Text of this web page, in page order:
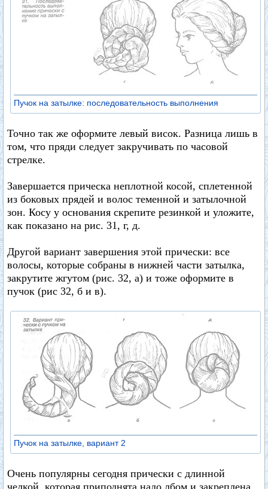
Пучок на затылке: последовательность выполнения
Точно так же оформите левый висок. Разница лишь в
том, что пряди следует закручивать по часовой
стрелке.
Завершается прическа неплотной косой, сплетенной
из боковых прядей и волос теменной и затылочной
зон. Косу у основания скрепите резинкой и уложите,
как показано на рис. 31, г, д.
Другой вариант завершения этой прически: все
волосы, которые собраны в нижней части затылка,
закрутите жгутом (рис. 32, a) и тоже оформите в
пучок (рис 32, б и в).
Пучок на затылке, вариант 2
Очень популярны сегодня прически с длинной
челкой, которая приподнята надо лбом и закреплена